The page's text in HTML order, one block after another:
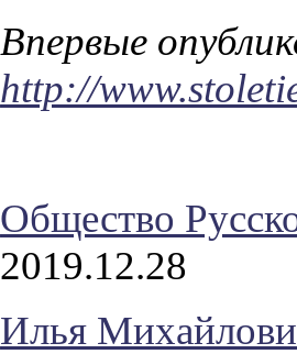
Впервые
http://
Общество
2019.12.28
Илья